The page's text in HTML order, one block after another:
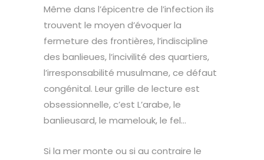
Même dans l’épicentre de l’infection ils
trouvent le moyen d’évoquer la
fermeture des frontières, l’indiscipline
des banlieues, l’incivilité des quartiers,
l’irresponsabilité musulmane, ce défaut
congénital. Leur grille de lecture est
obsessionnelle, c’est L’arabe, le
banlieusard, le mamelouk, le fel…
Si la mer monte ou si au contraire le